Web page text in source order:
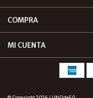
COMPRA
MI CUENTA